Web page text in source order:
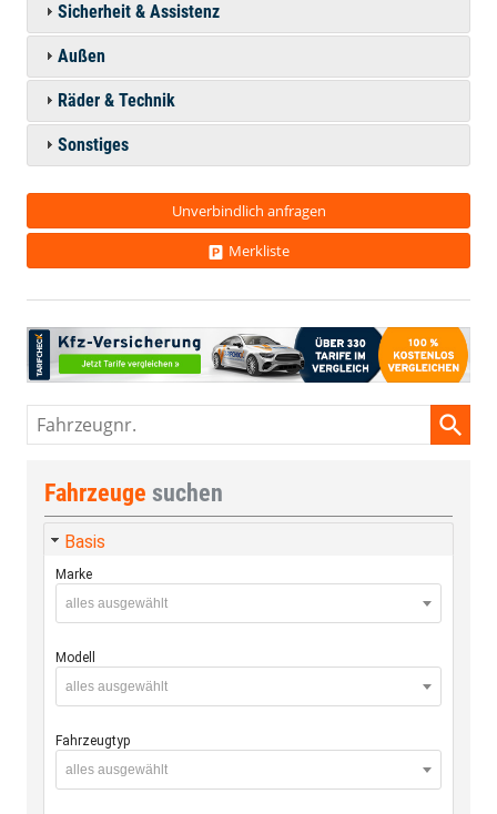
Sicherheit & Assistenz
Außen
Räder & Technik
Sonstiges
Unverbindlich anfragen
Merkliste
Fahrzeugnr.
Fahrzeuge suchen
Basis
Marke
alles ausgewählt
Modell
alles ausgewählt
Fahrzeugtyp
alles ausgewählt